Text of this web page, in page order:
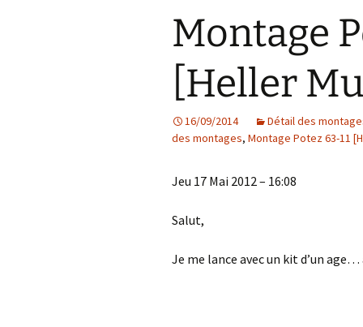
Northrop
Classics 1/32]
SA-2 Guideline
Isuzu TX-40
1/72]
Nissan R89C
[Hasegawa 1/
Sherman M4
Production
[Heller 1/24]
Instagram
La page FlickR de sletch
Montage
[Heller
16/09/2014 Détail des
des montages, Montage Potez 63-11
Jeu 17 Mai 2012 – 16:08
Salut,
Je me lance avec un kit d’un age…